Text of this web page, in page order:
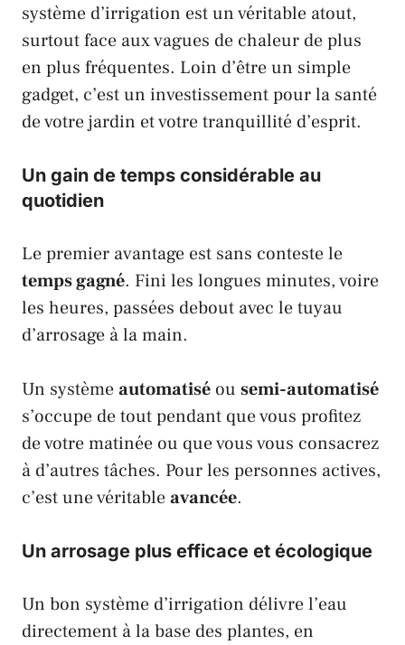
système d’irrigation est un véritable atout,
surtout face aux vagues de chaleur de plus
en plus fréquentes. Loin d’être un simple
gadget, c’est un investissement pour la santé
de votre jardin et votre tranquillité d’esprit.
Un gain de temps considérable au
quotidien
Le premier avantage est sans conteste le
temps gagné. Fini les longues minutes, voire
les heures, passées debout avec le tuyau
d’arrosage à la main.
Un systèmeautomatisé ou semi-automatisé
s’occupe de tout pendant que vous profitez
de votre matinée ou que vous vous consacrez
à d’autres tâches. Pour les personnes actives,
c’est une véritableavancée.
Un arrosage plus efficace et écologique
Un bon système d’irrigation délivre l’eau
directement à la base des plantes, en